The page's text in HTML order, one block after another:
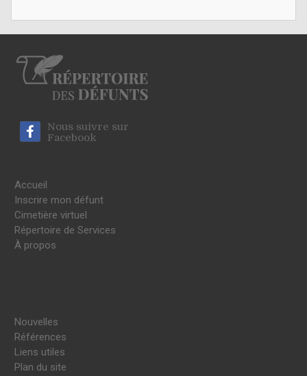
Nous suivre sur
Facebook
Accueil
Inscrire mon défunt
Cimetière virtuel
Répertoire de Services
À propos
Nouvelles
Références
Liens utiles
Plan du site